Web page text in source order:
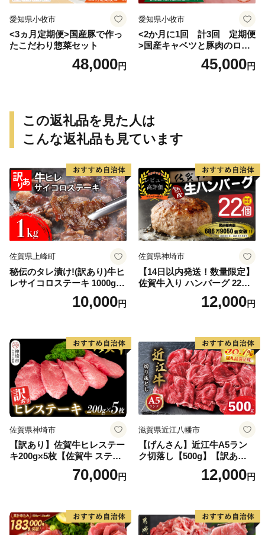
愛知県小牧市
<3ヵ月定期便>国産豚で作っ
たこだわり惣菜セット
48,000円
愛知県小牧市
<2か月に1回 計3回 定期便
>国産キャベツと豚肉のロー
ルキャベツ（6P入り）
45,000円
この返礼品を見た人は
こんな返礼品も見ています
佐賀県上峰町
秘伝のタレ漬け!(訳あり)牛ヒ
レサイコロステーキ 1000g
10,000円
佐賀県神埼市
【14日以内発送！数量限定】
佐賀牛入り ハンバーグ 22個
2.6kg(120g×22個)【佐賀牛
黒毛和牛 ブランド牛 九州 ハ
気】(H083106)
12,000円
佐賀県神埼市
【訳あり】佐賀牛ヒレステー
キ200g×5枚【佐賀牛 ステー
キ ブランド肉 ヒレ肉 フィレ
肉 ジューシー ヘルシー】(H0
70,000円
滋賀県近江八幡市
【げんさん】近江牛A5ラン
ク切落し【500g】【訳あり】
12,000円